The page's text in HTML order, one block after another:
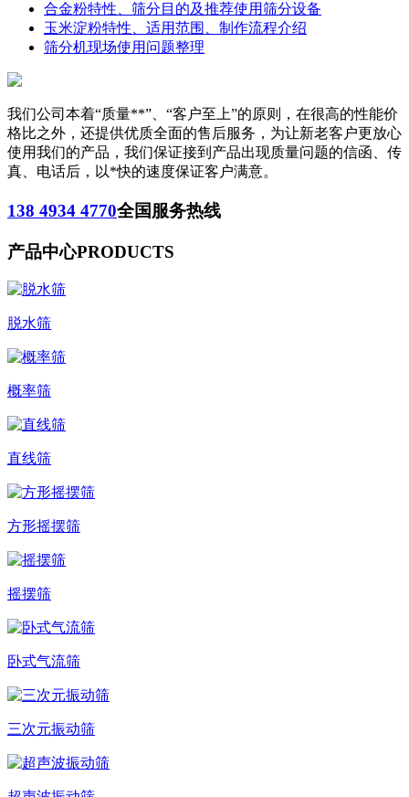
合金粉特性、筛分目的及推荐使用筛分设备
玉米淀粉特性、适用范围、制作流程介绍
筛分机现场使用问题整理
我们公司本着“质量**”、“客户至上”的原则，在很高的性能价
格比之外，还提供优质全面的售后服务，为让新老客户更放心
使用我们的产品，我们保证接到产品出现质量问题的信函、传
真、电话后，以*快的速度保证客户满意。
138 4934 4770全国服务热线
产品中心PRODUCTS
脱水筛
概率筛
直线筛
方形摇摆筛
摇摆筛
卧式气流筛
三次元振动筛